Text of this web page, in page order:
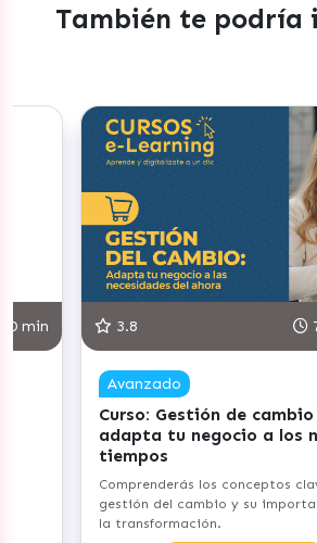
También te podría
min 3.8
Avanzado
Curso: Gestión de cambio
adapta tu negocio a los
tiempos
Comprenderás los conceptos
gestión del cambio y su
la transformación.